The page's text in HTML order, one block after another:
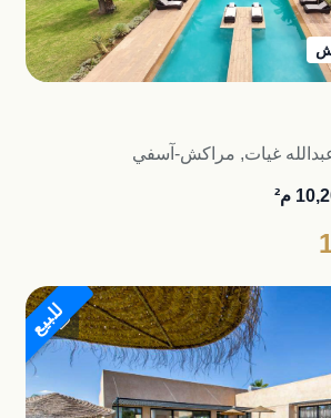
غيات, مراكش-آسفي
م²
للبيع